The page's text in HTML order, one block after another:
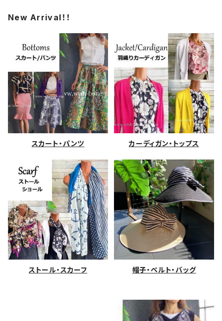
New Arrival！！
スカート・パンツ カーディガン・トップス
ストール・スカーフ 帽子・ベルト・バッグ